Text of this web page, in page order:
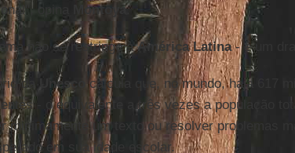
opina
Montoya.
não se restringe àAmérica Latina- é um
da Unesco
calcula que, no mundo, haja 617
- o equivalente a três vezes a população
minimamente um texto ou resolver problemas
em sua idade escolar.